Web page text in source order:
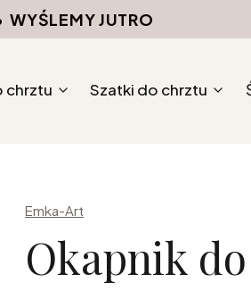
WYŚLEMY JUTRO
chrztu Szatki do chrztu
Emka-Art
Okapnik